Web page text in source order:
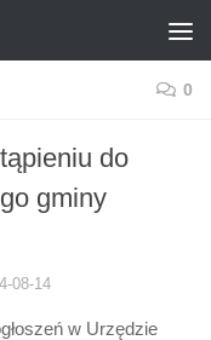
0
do
gminy
08-14
w Urzędzie